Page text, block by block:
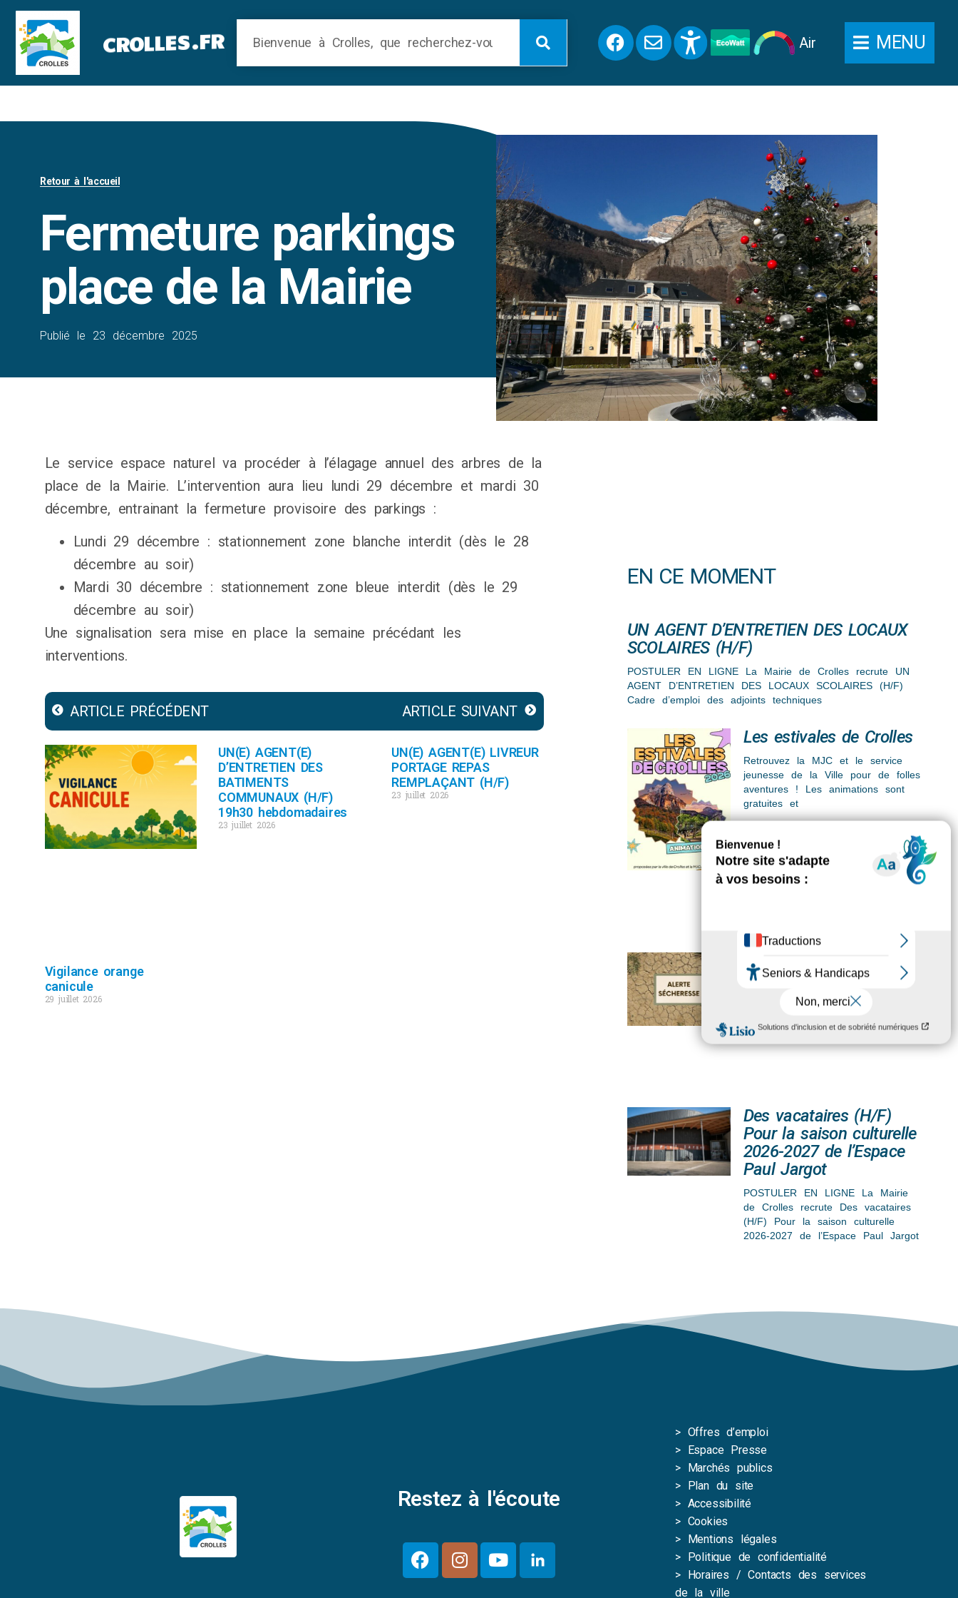
CROLLES.FR Air MENU
Retour à l'accueil
Fermeture parkings
place de la Mairie
Publié le 23 décembre 2025
Le service espace naturel va procéder à l’élagage annuel des arbres de la
place de la Mairie. L’intervention aura lieu lundi 29 décembre et mardi 30
décembre, entrainant la fermeture provisoire des parkings :
Lundi 29 décembre : stationnement zone blanche interdit (dès le 28
décembre au soir)
Mardi 30 décembre : stationnement zone bleue interdit (dès le 29
décembre au soir)
Une signalisation sera mise en place la semaine précédant les
interventions.
ARTICLE PRÉCÉDENT ARTICLE SUIVANT
Vigilance orange
canicule
29 juillet 2026
UN(E) AGENT(E)
D’ENTRETIEN DES
BATIMENTS
COMMUNAUX (H/F)
19h30 hebdomadaires
23 juillet 2026
UN(E) AGENT(E) LIVREUR
PORTAGE REPAS
REMPLAÇANT (H/F)
23 juillet 2026
EN CE MOMENT
UN AGENT D’ENTRETIEN DES LOCAUX
SCOLAIRES (H/F)
POSTULER EN LIGNE La Mairie de Crolles recrute UN
AGENT D’ENTRETIEN DES LOCAUX SCOLAIRES (H/F)
Cadre d’emploi des adjoints techniques
Les estivales de Crolles
Retrouvez la MJC et le service
jeunesse de la Ville pour de folles
aventures ! Les animations sont
gratuites et
Sécheresse
La Préfecture de l’Isère vous
informe de la situation de la
niveau d’alerte, des restrictions pour
Des vacataires (H/F)
Pour la saison culturelle
2026-2027 de l’Espace
Paul Jargot
POSTULER EN LIGNE La Mairie
de Crolles recrute Des vacataires
(H/F) Pour la saison culturelle
2026-2027 de l’Espace Paul Jargot
Restez à l'écoute
> Offres d’emploi
> Espace Presse
> Marchés publics
> Plan du site
> Accessibilité
> Cookies
> Mentions légales
> Politique de confidentialité
> Horaires / Contacts des services
de la ville
Panneau de gestion des cookies